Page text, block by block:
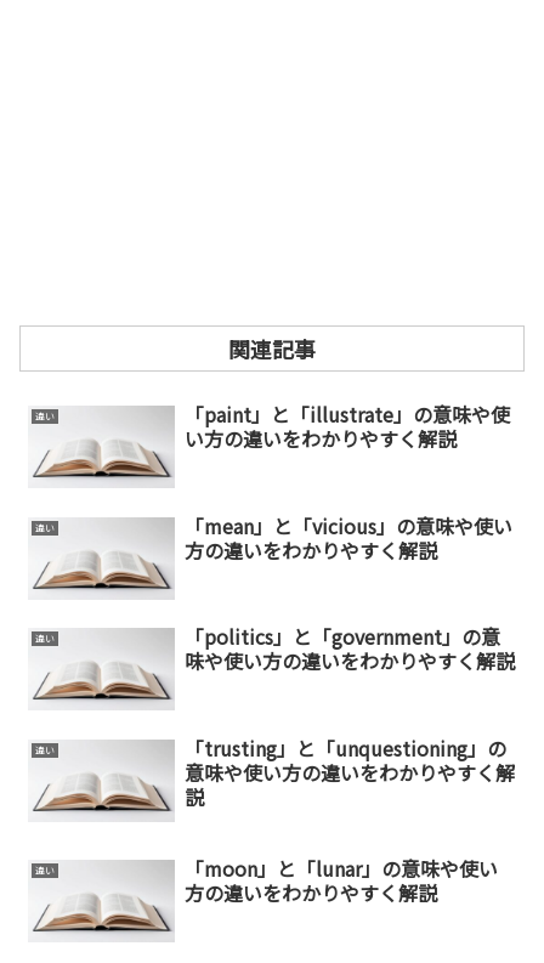
関連記事
違い
「paint」と「illustrate」の意味や使
い方の違いをわかりやすく解説
違い
「mean」と「vicious」の意味や使い
方の違いをわかりやすく解説
違い
「politics」と「government」の意
味や使い方の違いをわかりやすく解説
違い
「trusting」と「unquestioning」の
意味や使い方の違いをわかりやすく解
説
違い
「moon」と「lunar」の意味や使い
方の違いをわかりやすく解説